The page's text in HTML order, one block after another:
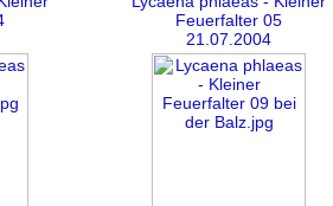
Feuerfalter 05
21.07.2004